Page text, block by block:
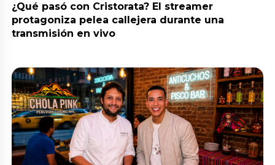
¿Qué pasó con Cristorata? El streamer
protagoniza pelea callejera durante una
transmisión en vivo